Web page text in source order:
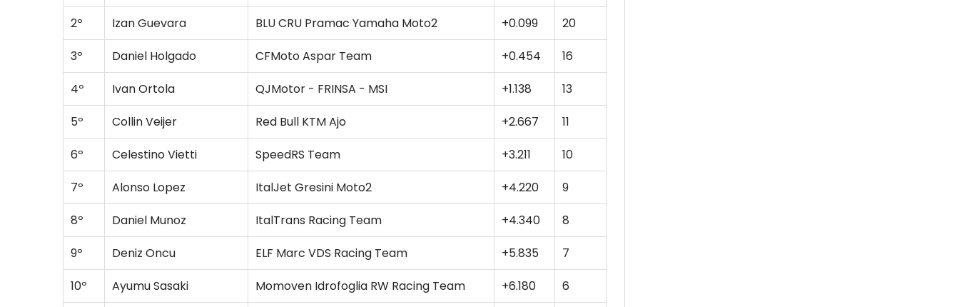
2º
Izan Guevara BLU CRU Pramac Yamaha Moto2 +0.099
20
3º
Daniel Holgado CFMoto Aspar Team +0.454
16
4º
Ivan Ortola QJMotor - FRINSA - MSI +1.138
13
5º
Collin Veijer Red Bull KTM Ajo +2.667
11
6º
Celestino Vietti SpeedRS Team +3.211
10
7º
Alonso Lopez ItalJet Gresini Moto2 +4.220
9
8º
Daniel Munoz ItalTrans Racing Team +4.340
8
9º
Deniz Oncu ELF Marc VDS Racing Team +5.835
7
10º
Ayumu Sasaki Momoven Idrofoglia RW Racing Team +6.180
6